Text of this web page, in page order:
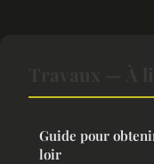
Guide pour
loir